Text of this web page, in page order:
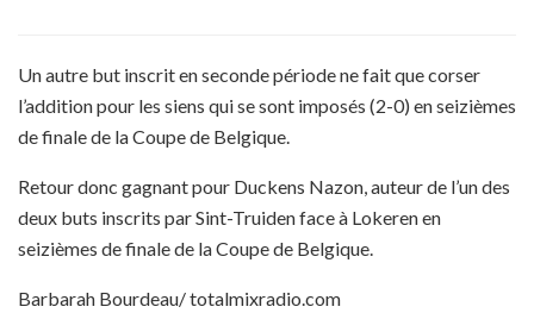
Un autre but inscrit en seconde période ne fait que corser
l’addition pour les siens qui se sont imposés (2-0) en seizièmes
de finale de la Coupe de Belgique.
Retour donc gagnant pour Duckens Nazon, auteur de l’un des
deux buts inscrits par Sint-Truiden face à Lokeren en
seizièmes de finale de la Coupe de Belgique.
Barbarah Bourdeau/ totalmixradio.com